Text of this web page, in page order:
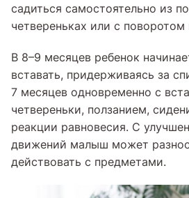
садиться самостоятельно из
четвереньках или с поворотом
В 8–9 месяцев ребенок
вставать, придерживаясь за
7 месяцев одновременно с
четвереньки, ползанием,
реакции равновесия. С
движений малыш может
действовать с предметами.